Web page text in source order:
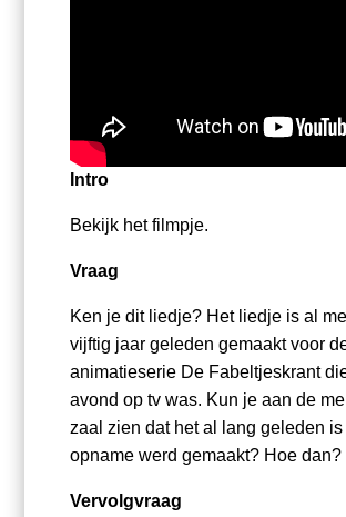
Intro
Bekijk het filmpje.
Vraag
Ken je dit liedje? Het liedje is al
vijftig jaar geleden gemaakt voor
animatieserie De Fabeltjeskrant
avond op tv was. Kun je aan de
zaal zien dat het al lang geleden
opname werd gemaakt? Hoe dan?
Vervolgvraag